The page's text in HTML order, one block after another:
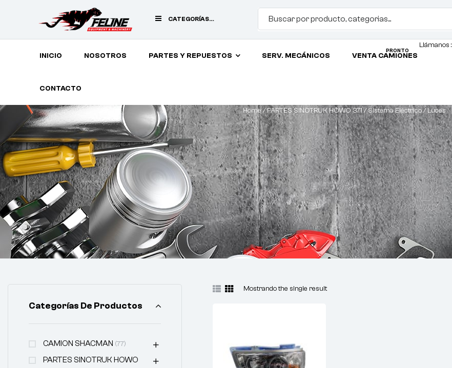
CATEGORÍAS
INICIO NOSOTROS PARTES Y REPUESTOS SERV. MECÁNICOS VENTA CAMIONES
PRONTO
CONTACTO
Llámanos :
Home/PARTES SINOTRUK HOWO 371/Sistema Eléctrico/ Luces
Mostrando the single result
Categorías De Productos
CAMION SHACMAN (77)
PARTES SINOTRUK HOWO